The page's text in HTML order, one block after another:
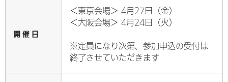
開 催 日
＜東京会場＞ 4月27日（金）
＜大阪会場＞ 4月24日（火）
※定員になり次第、参加申込の受付は
終了させていただきます